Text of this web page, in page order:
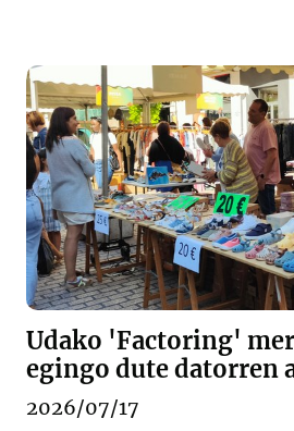
Udako 'Factoring'
egingo dute datorren
2026/07/17